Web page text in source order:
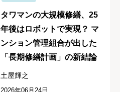
タワマンの大規模修繕、25
年後はロボットで実現？ マ
ンション管理組合が出した
「長期修繕計画」の新結論
土屋輝之
2026年06月24日